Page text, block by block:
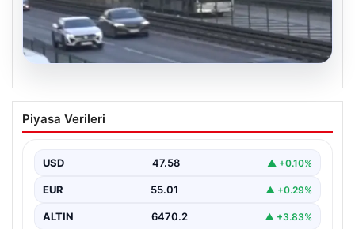
04.08.2026
Yola düştü, metrobüs çarptı: Kadının
durumu kritik
Piyasa Verileri
USD 47.58 ▲ +0.10%
EUR 55.01 ▲ +0.29%
ALTIN 6470.2 ▲ +3.83%